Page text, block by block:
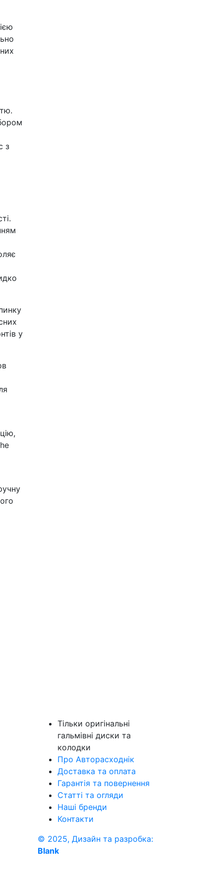
з
у
Тільки оригінальні
гальмівні диски та
колодки
Про Авторасходнік
Доставка та оплата
Гарантія та повернення
Статті та огляди
Наші бренди
Контакти
© 2025, Дизайн та разробка:
Blank